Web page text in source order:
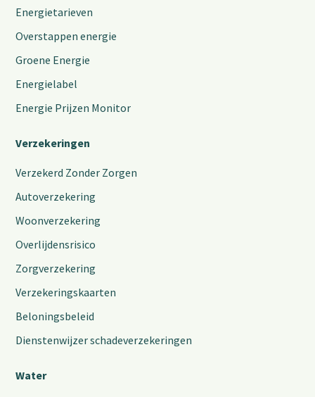
Energietarieven
Overstappen energie
Groene Energie
Energielabel
Energie Prijzen Monitor
Verzekeringen
Verzekerd Zonder Zorgen
Autoverzekering
Woonverzekering
Overlijdensrisico
Zorgverzekering
Verzekeringskaarten
Beloningsbeleid
Dienstenwijzer schadeverzekeringen
Water